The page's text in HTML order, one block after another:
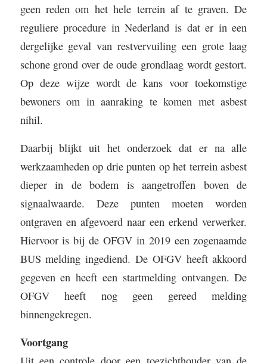
geen reden om het hele terrein af te graven. De
reguliere procedure in Nederland is dat er in een
dergelijke geval van restvervuiling een grote laag
schone grond over de oude grondlaag wordt gestort.
Op deze wijze wordt de kans voor toekomstige
bewoners om in aanraking te komen met asbest
nihil.
Daarbij blijkt uit het onderzoek dat er na alle
werkzaamheden op drie punten op het terrein asbest
dieper in de bodem is aangetroffen boven de
signaalwaarde. Deze punten moeten worden
ontgraven en afgevoerd naar een erkend verwerker.
Hiervoor is bij de OFGV in 2019 een zogenaamde
BUS melding ingediend. De OFGV heeft akkoord
gegeven en heeft een startmelding ontvangen. De
OFGV heeft nog geen gereed melding
binnengekregen.
Voortgang